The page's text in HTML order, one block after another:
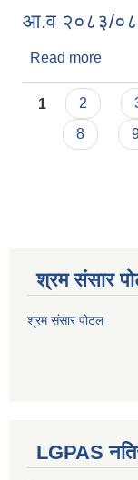
आ‍.व २०८३/
Read more
Pages
1 2
8
श्रम संसार
श्रम संसार पोटल
LGPAS